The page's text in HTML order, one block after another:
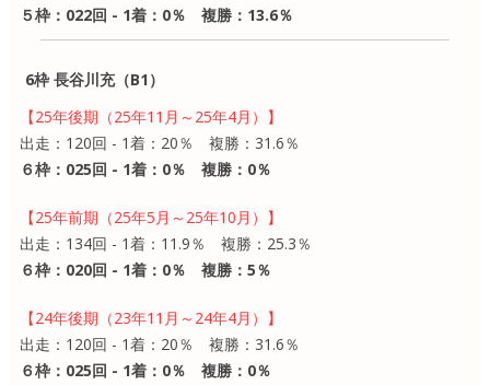
５枠：022回 - 1着：0％ 複勝：13.6％
6枠 長谷川充（B1）
【25年後期（25年11月～25年4月）】
出走：120回 - 1着：20％ 複勝：31.6％
６枠：025回 - 1着：0％ 複勝：0％
【25年前期（25年5月～25年10月）】
出走：134回 - 1着：11.9％ 複勝：25.3％
６枠：020回 - 1着：0％ 複勝：5％
【24年後期（23年11月～24年4月）】
出走：120回 - 1着：20％ 複勝：31.6％
６枠：025回 - 1着：0％ 複勝：0％